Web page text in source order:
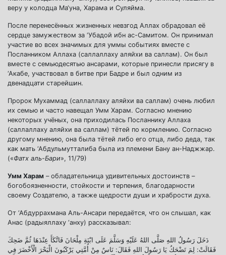
веру у колодца Ма‘уна, Харама и Суляйма.
После перенесённых жизненных невзгод Аллах обрадовал её
сердце замужеством за ‘Убадой ибн ас-Самитом. Он принимал
участие во всех значимых для уммы событиях вместе с
Посланником Аллаха (саллаллаху аляйхи ва саллам). Он был
вместе с семьюдесятью ансарами, которые принесли присягу в
‘Акабе, участвовал в битве при Бадре и был одним из
двенадцати старейшин.
Пророк Мухаммад (саллаллаху аляйхи ва саллам) очень любил
их семью и часто навещал Умм Харам. Согласно мнению
некоторых учёных, она приходилась Посланнику Аллаха
(саллаллаху аляйхи ва саллам) тётей по кормлению. Согласно
другому мнению, она была тётей либо его отца, либо деда, так
как мать ‘Абдульмутталиба была из племени Бану ан-Наджжар.
(«Фатх аль-Бари», 11/79)
Умм Харам – обладательница удивительных достоинств –
богобоязненности, стойкости и терпения, благодарности
своему Создателю, а также щедрости души и храбрости духа.
От ‘Абдуррахмана Аль-Ансари передаётся, что он слышал, как
Анас (радыяллаху ‘анху) рассказывал:
دَخَلَ رَسُولُ اللهِ صَلَّى اللهُ عَلَيْهِ وَسَلَّمَ عَلَى ابْنَةِ مِلْحَانَ فَاتَّكَأَ عِنْدَهَا ثُمَّ ضَحِكَ
فَقَالَتْ: لِمَ تَضْحَكُ يَا رَسُولَ اللهِ فَقَالَ: نَاسٌ مِنْ أُمَّتِي يَرْكَبُونَ الْبَحْرَ الْأَخْضَرَ فِي